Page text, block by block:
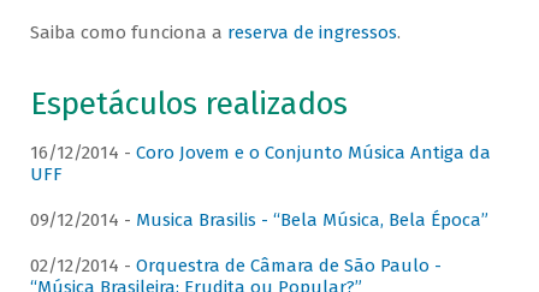
Saiba como funciona a reserva de ingressos.
Espetáculos realizados
16/12/2014 - Coro Jovem e o Conjunto Música Antiga da
UFF
09/12/2014 - Musica Brasilis - “Bela Música, Bela Época”
02/12/2014 - Orquestra de Câmara de São Paulo -